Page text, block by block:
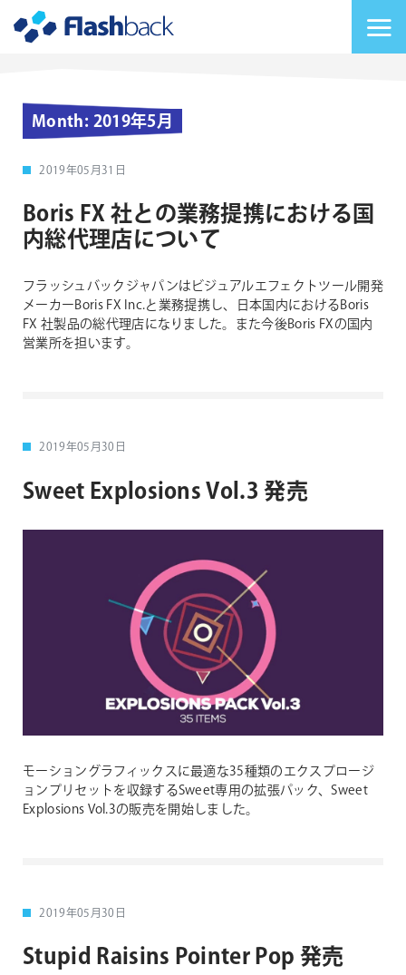
Month: 2019年5月
2019年05月31日
Boris FX 社との業務提携における国
内総代理店について
フラッシュバックジャパンはビジュアルエフェクトツール開発
メーカーBoris FX Inc.と業務提携し、日本国内におけるBoris
FX 社製品の総代理店になりました。また今後Boris FXの国内
営業所を担います。
2019年05月30日
Sweet Explosions Vol.3 発売
モーショングラフィックスに最適な35種類のエクスプロージ
ョンプリセットを収録するSweet専用の拡張パック、Sweet
Explosions Vol.3の販売を開始しました。
2019年05月30日
Stupid Raisins Pointer Pop 発売